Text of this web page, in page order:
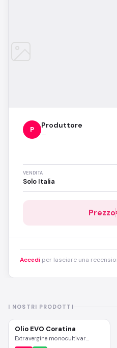
P Produttore
—
VENDITA
Solo Italia
Prezzo
Accedi per lasciare una
I NOSTRI PRODOTTI
Olio EVO Coratina
Extravergine monocultivar
Coratina, spremitura a freddo